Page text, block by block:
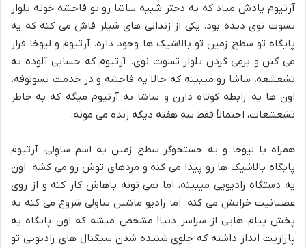
آرتیوم یادش میاد که یه دختر شبیه ساشا رو تو فاحشه خونه بلوار
تسوت نوی دیده بود. یکی از زندانی های شیلر فاش می کنه که یه
پایگاه تو سطح زمین تو بالاشیک ها وجود داره. آرتیوم و لیوخا فرار
می کنن و برمی گردن بلوار تسوت نوی. آرتیوم که حسابی آلوده به
تشعشعه، ساشا رو میبینه که حالا یه فاحشه و در خدمت بسولوفه.
اون ها یه رابطه کوتاه دارن و ساشا به آرتیوم میگه که به خاطر
تشعشعات، احتمالاً فقط سه هفته دیگه زنده می مونه.
همراه با لیوخا و یه جستجوگر سطح زمین به اسم ساوِلی، آرتیوم
پایگاه بالاشیک ها رو پیدا می کنه و مردهای توش رو می کشه. اون
یه دستگاه رادیویی میبینه، اما نمی تونه باهاش کار کنه و از روی
عصبانیت خرابش می کنه. اما رادیو ماشین ساولی شروع می کنه به
پخش پیام هایی از سراسر دنیا! مشخص میشه که اون پایگاه یه
پارازیت انداز داشته که جلوی شنیده شدن سیگنال های رادیویی تو